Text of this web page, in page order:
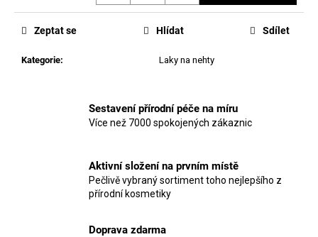
Kategorie: Laky na nehty
Zeptat se Hlídat Sdílet
Sestavení přírodní péče na míru
Více než 7000 spokojených zákaznic
Aktivní složení na prvním místě
Pečlivě vybraný sortiment toho nejlepšího z
přírodní kosmetiky
Doprava zdarma